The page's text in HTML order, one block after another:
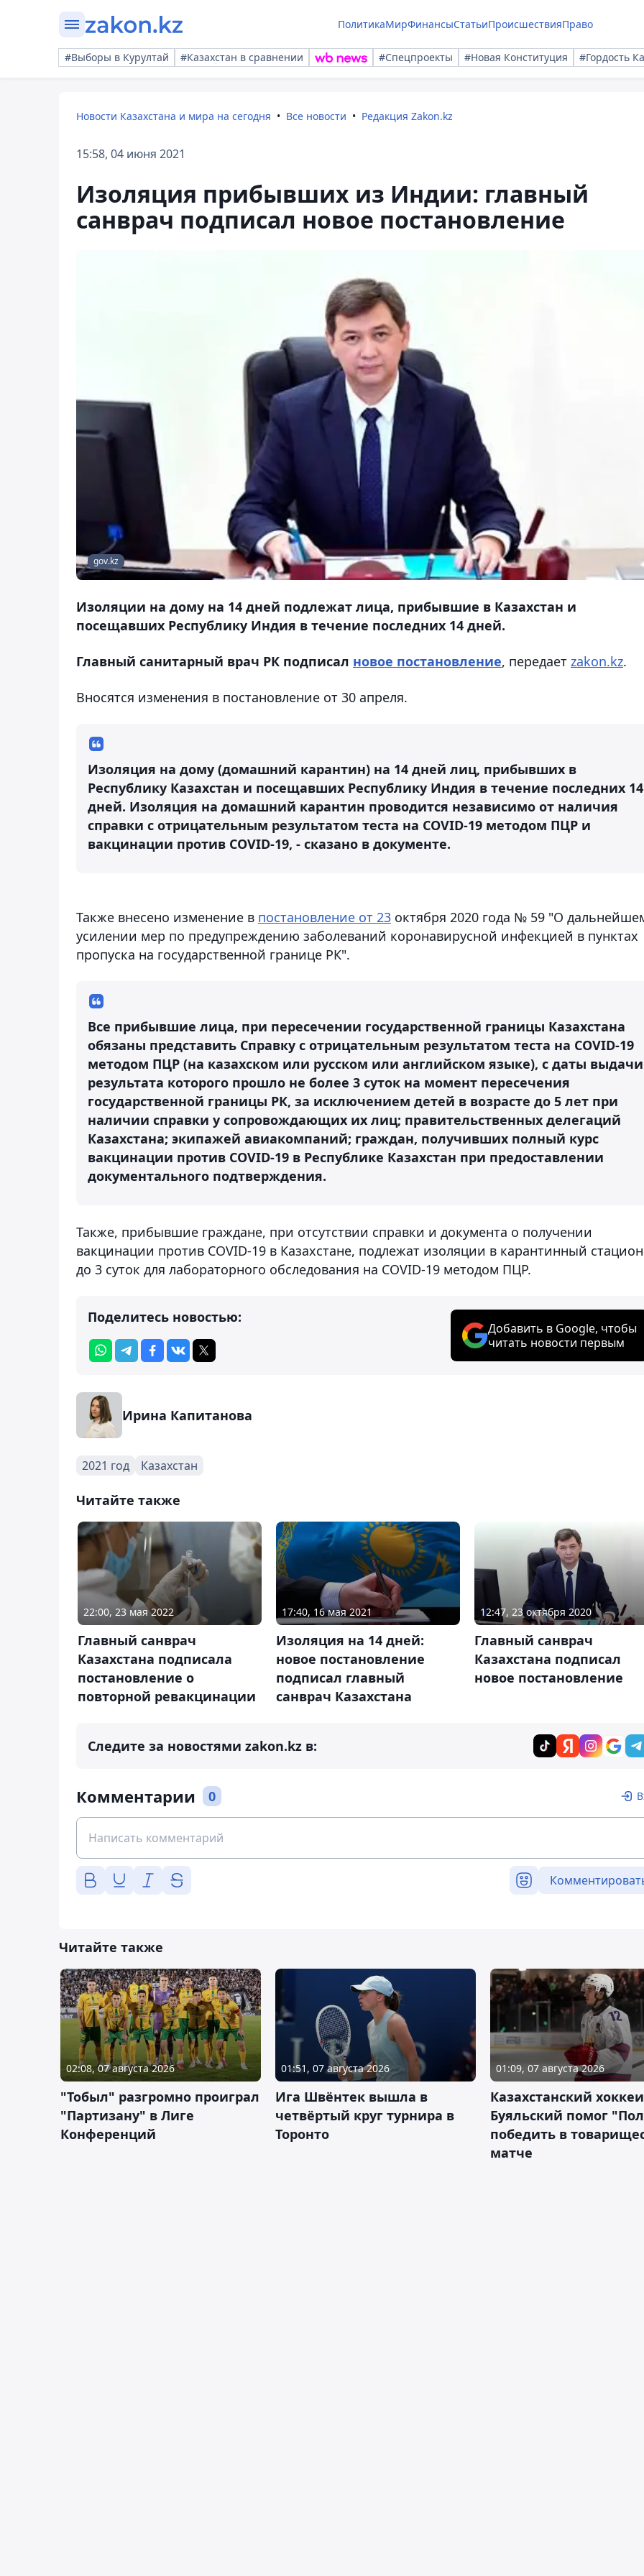
ПолитикаМирФинансыСтатьиПроисшествияПраво
#Выборы в Курултай #Казахстан в сравнении #Спецпроекты #Новая Конституция #Гордость
Новости Казахстана и мира на сегодня Все новости Редакция Zakon.kz
15:58, 04 июня 2021
Изоляция прибывших из Индии: главный
санврач подписал новое постановление
gov.kz
Изоляции на дому на 14 дней подлежат лица, прибывшие в Казахстан и
посещавших Республику Индия в течение последних 14 дней.
Главный санитарный врач РК подписал новое постановление, передает zakon.kz.
Вносятся изменения в постановление от 30 апреля.
Изоляция на дому (домашний карантин) на 14 дней лиц, прибывших в
Республику Казахстан и посещавших Республику Индия в течение последних 14
дней. Изоляция на домашний карантин проводится независимо от наличия
справки с отрицательным результатом теста на COVID-19 методом ПЦР и
вакцинации против COVID-19, - сказано в документе.
Также внесено изменение в постановление от 23 октября 2020 года № 59 "О
усилении мер по предупреждению заболеваний коронавирусной инфекцией в пунктах
пропуска на государственной границе РК".
Все прибывшие лица, при пересечении государственной границы Казахстана
обязаны представить Справку с отрицательным результатом теста на COVID-19
методом ПЦР (на казахском или русском или английском языке), с даты выдачи
результата которого прошло не более 3 суток на момент пересечения
государственной границы РК, за исключением детей в возрасте до 5 лет при
наличии справки у сопровождающих их лиц; правительственных делегаций
Казахстана; экипажей авиакомпаний; граждан, получивших полный курс
вакцинации против COVID-19 в Республике Казахстан при предоставлении
документального подтверждения.
Также, прибывшие граждане, при отсутствии справки и документа о получении
вакцинации против COVID-19 в Казахстане, подлежат изоляции в карантинный
до 3 суток для лабораторного обследования на COVID-19 методом ПЦР.
Поделитесь новостью:
Добавить в Google, чтобы
читать новости первым
Ирина Капитанова
2021 год Казахстан
Читайте также
22:00, 23 мая 2022
Главный санврач
Казахстана подписала
постановление о
повторной ревакцинации
17:40, 16 мая 2021
Изоляция на 14 дней:
новое постановление
подписал главный
санврач Казахстана
12:47, 23 октября 2020
Главный санврач
Казахстана подписал
новое постановление
Следите за новостями zakon.kz в:
Комментарии 0
Читайте также
02:08, 07 августа 2026
"Тобыл" разгромно проиграл
"Партизану" в Лиге
Конференций
01:51, 07 августа 2026
Ига Швёнтек вышла в
четвёртый круг турнира в
Торонто
01:09, 07 августа 2026
Казахстанский
Буяльский помог
победить в
матче